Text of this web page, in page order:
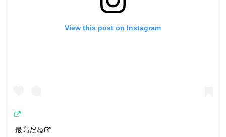
View this post on Instagram
最高だね